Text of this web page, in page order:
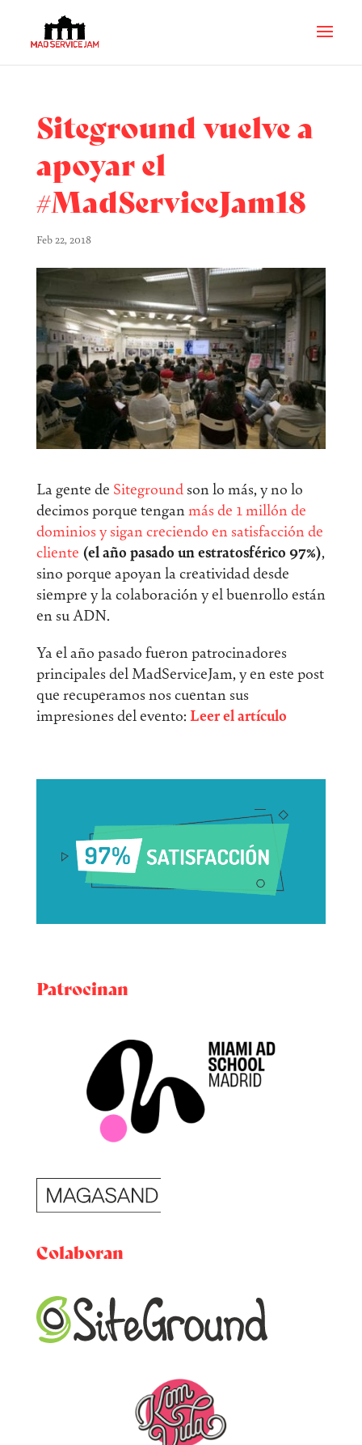
Siteground vuelve a
apoyar el
#MadServiceJam18
Feb 22, 2018
La gente de Sitegroundson lo más, y no lo
decimos porque tenganmás de 1 millón de
dominios y sigan creciendo en satisfacción de
cliente (el año pasado un estratosférico 97%),
sino porque apoyan la creatividad desde
siempre y la colaboración y el buenrollo están
en su ADN.
Ya el año pasado fueron patrocinadores
principales del MadServiceJam, y en este post
que recuperamos nos cuentan sus
impresiones del evento: Leer el artículo
Patrocinan
Colaboran